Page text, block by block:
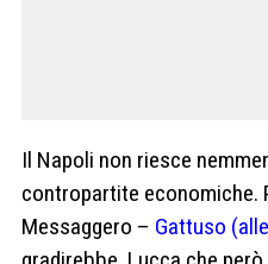
Il Napoli non riesce
contropartite economiche.
Messaggero – Gattuso